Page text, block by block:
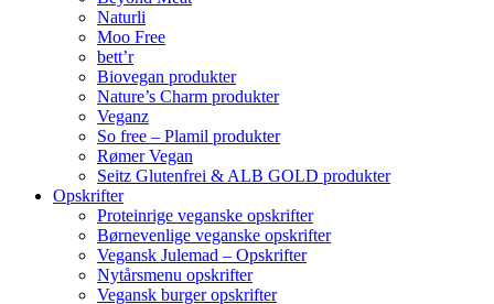
Naturli
Moo Free
bett’r
Biovegan produkter
Nature’s Charm produkter
Veganz
So free – Plamil produkter
Rømer Vegan
Seitz Glutenfrei & ALB GOLD produkter
Opskrifter
Proteinrige veganske opskrifter
Børnevenlige veganske opskrifter
Vegansk Julemad – Opskrifter
Nytårsmenu opskrifter
Vegansk burger opskrifter